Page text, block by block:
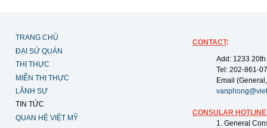
TRANG CHỦ
ĐẠI SỨ QUÁN
THỊ THỰC
MIỄN THỊ THỰC
LÃNH SỰ
TIN TỨC
QUAN HỆ VIỆT MỸ
CONTACT:
Add: 1233
Tel: 202-861-
Email
CONSULAR
1. General